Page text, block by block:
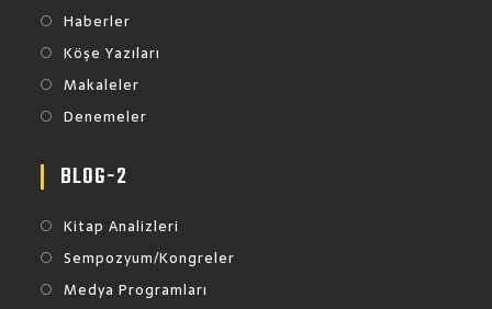
Haberler
Köşe Yazıları
Makaleler
Denemeler
BLOG-2
Kitap Analizleri
Sempozyum/Kongreler
Medya Programları